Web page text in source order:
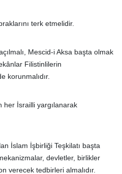
terk etmelidir.
Mescid-i Aksa başta olmak
Filistinlilerin
korunmalıdır.
her İsrailli yargılanarak
İslam İşbirliği Teşkilatı başta
devletler, birlikler
verecek tedbirleri almalıdır.